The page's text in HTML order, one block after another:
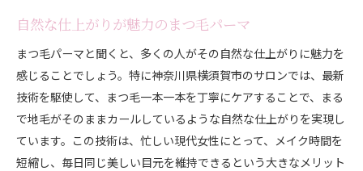
地元のお客様に愛されるサロンの特徴
まつ毛パーマで自然な目元を手に入れる秘訣
施術前のカウンセリングの重要性
施術後のケアで長持ちさせる
自然な仕上がりが魅力のまつ毛パーマ
まつ毛パーマと聞くと、多くの人がその自然な仕上がりに魅力を
感じることでしょう。特に神奈川県横須賀市のサロンでは、最新
技術を駆使して、まつ毛一本一本を丁寧にケアすることで、まる
で地毛がそのままカールしているような自然な仕上がりを実現し
ています。この技術は、忙しい現代女性にとって、メイク時間を
短縮し、毎日同じ美しい目元を維持できるという大きなメリット